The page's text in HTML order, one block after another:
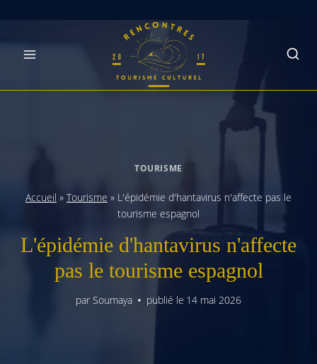
TOURISME
Accueil » Tourisme » L'épidémie d'hantavirus n'affecte pas le
tourisme espagnol
L'épidémie d'hantavirus n'affecte
pas le tourisme espagnol
par Soumaya publié le 14 mai 2026